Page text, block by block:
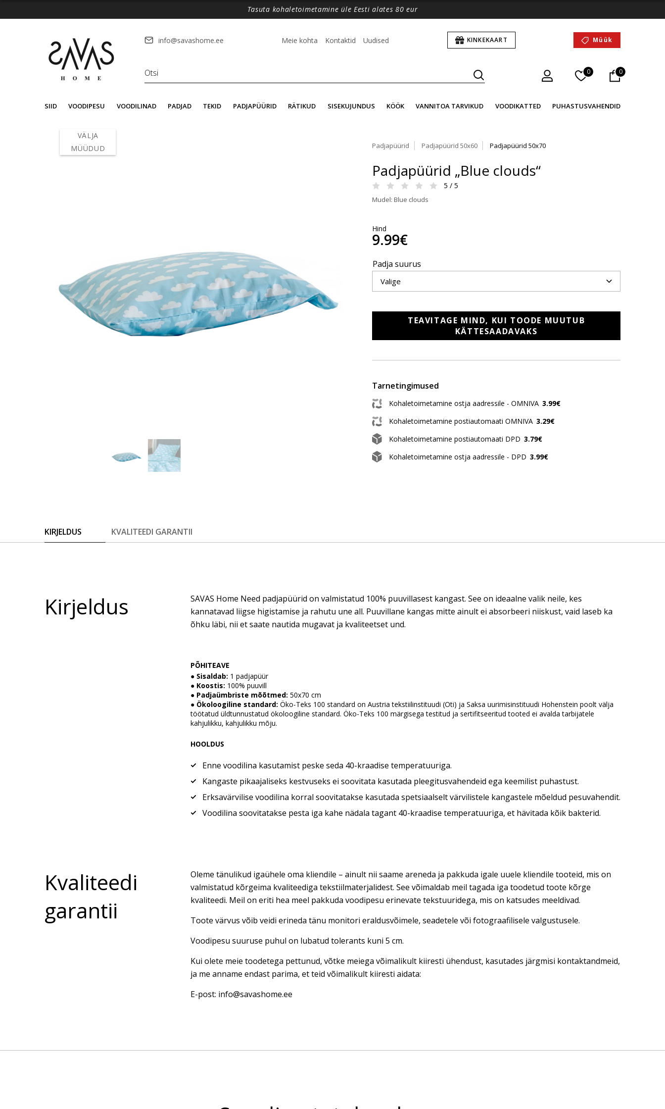
Tasuta kohaletoimetamine üle Eesti alates 80 eur
info@savashome.ee Meie kohta Kontaktid Uudised KINKEKAART Müük
0 0
SIID VOODIPESU VOODILINAD PADJAD TEKID PADJAPÜÜRID RÄTIKUD SISEKUJUNDUS KÖÖK VANNITOA TARVIKUD VOODIKATTED PUHASTUSVAHENDID
VÄLJA
MÜÜDUD
Padjapüürid Padjapüürid 50x60 Padjapüürid 50x70
Padjapüürid „Blue clouds“
5 / 5
Mudel: Blue clouds
Hind
9.99€
Padja suurus
TEAVITAGE MIND, KUI TOODE MUUTUB
KÄTTESAADAVAKS
Tarnetingimused
Kohaletoimetamine ostja aadressile - OMNIVA 3.99€
Kohaletoimetamine postiautomaati OMNIVA 3.29€
Kohaletoimetamine postiautomaati DPD 3.79€
Kohaletoimetamine ostja aadressile - DPD 3.99€
KIRJELDUS KVALITEEDI GARANTII
Kirjeldus
SAVAS Home Need padjapüürid on valmistatud 100% puuvillasest kangast. See on ideaalne valik neile, kes
kannatavad liigse higistamise ja rahutu une all. Puuvillane kangas mitte ainult ei absorbeeri niiskust, vaid laseb ka
õhku läbi, nii et saate nautida mugavat ja kvaliteetset und.
PÕHITEAVE
● Sisaldab: 1 padjapüür
● Koostis: 100% puuvill
● Padjaümbriste mõõtmed: 50x70 cm
● Ökoloogiline standard: Öko-Teks 100 standard on Austria tekstiilinstituudi (Oti) ja Saksa uurimisinstituudi Hohenstein poolt välja
töötatud üldtunnustatud ökoloogiline standard. Öko-Teks 100 märgisega testitud ja sertifitseeritud tooted ei avalda tarbijatele
kahjulikku, kahjulikku mõju.
HOOLDUS
Enne voodilina kasutamist peske seda 40-kraadise temperatuuriga.
Kangaste pikaajaliseks kestvuseks ei soovitata kasutada pleegitusvahendeid ega keemilist puhastust.
Erksavärvilise voodilina korral soovitatakse kasutada spetsiaalselt värvilistele kangastele mõeldud pesuvahendit.
Voodilina soovitatakse pesta iga kahe nädala tagant 40-kraadise temperatuuriga, et hävitada kõik bakterid.
Kvaliteedi
garantii
Oleme tänulikud igaühele oma kliendile – ainult nii saame areneda ja pakkuda igale uuele kliendile tooteid, mis on
valmistatud kõrgeima kvaliteediga tekstiilmaterjalidest. See võimaldab meil tagada iga toodetud toote kõrge
kvaliteedi. Meil on eriti hea meel pakkuda voodipesu erinevate tekstuuridega, mis on katsudes meeldivad.
Toote värvus võib veidi erineda tänu monitori eraldusvõimele, seadetele või fotograafilisele valgustusele.
Voodipesu suuruse puhul on lubatud tolerants kuni 5 cm.
Kui olete meie toodetega pettunud, võtke meiega võimalikult kiiresti ühendust, kasutades järgmisi kontaktandmeid,
ja me anname endast parima, et teid võimalikult kiiresti aidata:
E-post: info@savashome.ee